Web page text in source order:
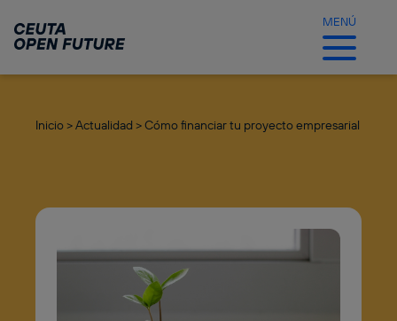
contenido
principal
MENÚ
Inicio >Actualidad >Cómo financiar tu proyecto empresarial